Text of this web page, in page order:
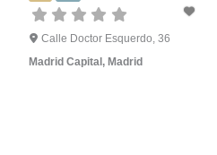
Calle Doctor Esquerdo, 36
Madrid Capital,Madrid